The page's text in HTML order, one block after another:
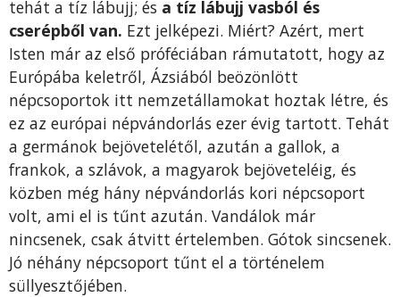
tehát a tíz lábujj; és a tíz lábujj vasból és
cserépből van. Ezt jelképezi. Miért? Azért, mert
Isten már az első próféciában rámutatott, hogy az
Európába keletről, Ázsiából beözönlött
népcsoportok itt nemzetállamokat hoztak létre, és
ez az európai népvándorlás ezer évig tartott. Tehát
a germánok bejövetelétől, azután a gallok, a
frankok, a szlávok, a magyarok bejöveteléig, és
közben még hány népvándorlás kori népcsoport
volt, ami el is tűnt azután. Vandálok már
nincsenek, csak átvitt értelemben. Gótok sincsenek.
Jó néhány népcsoport tűnt el a történelem
süllyesztőjében.